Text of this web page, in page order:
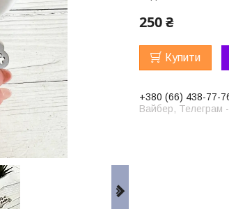
250 ₴
Купити
+380 (66) 438-77-
Вайбер, Телеграм -